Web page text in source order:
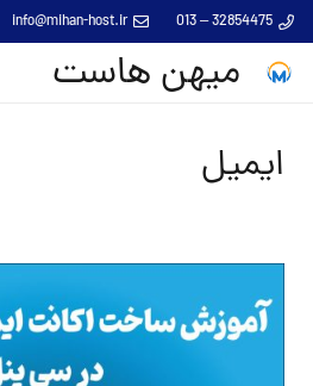
32854475 – 013
info@mihan-host.ir
میهن هاست
ایمیل